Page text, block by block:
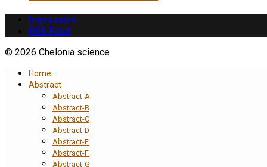
Impressum
RSS Feed
© 2026 Chelonia science
Home
Abstract
Abstract-A
Abstract-B
Abstract-C
Abstract-D
Abstract-E
Abstract-F
Abstract-G